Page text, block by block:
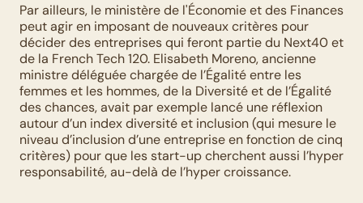
Par ailleurs, le ministère de l'Économie et des Finances
peut agir en imposant de nouveaux critères pour
décider des entreprises qui feront partie du Next40 et
de la French Tech 120. Elisabeth Moreno, ancienne
ministre déléguée chargée de l’Égalité entre les
femmes et les hommes, de la Diversité et de l’Égalité
des chances, avait par exemple lancé une réflexion
autour d’un index diversité et inclusion (qui mesure le
niveau d’inclusion d’une entreprise en fonction de cinq
critères) pour que les start-up cherchent aussi l’hyper
responsabilité, au-delà de l’hyper croissance.